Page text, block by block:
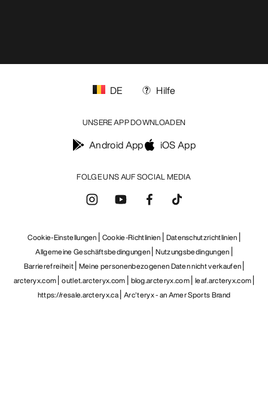
FOLGE UNS AUF SOCIAL MEDIA
DE Hilfe
UNSERE APP DOWNLOADEN
Android App iOS App
Cookie-Einstellungen Cookie-Richtlinien Datenschutzrichtlinien
Allgemeine Geschäftsbedingungen Nutzungsbedingungen
Barrierefreiheit Meine personenbezogenen Daten nicht verkaufen
arcteryx.com outlet.arcteryx.com blog.arcteryx.com leaf.arcteryx.com
https://resale.arcteryx.ca Arc'teryx - an Amer Sports Brand